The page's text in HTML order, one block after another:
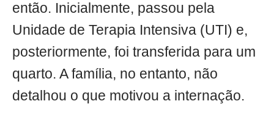
então. Inicialmente, passou pela
Unidade de Terapia Intensiva (UTI) e,
posteriormente, foi transferida para um
quarto. A família, no entanto, não
detalhou o que motivou a internação.